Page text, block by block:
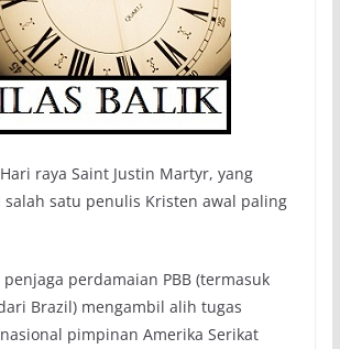
Hari raya Saint Justin Martyr, yang
salah satu penulis Kristen awal paling
penjaga perdamaian PBB (termasuk
Brazil) mengambil alih tugas
pimpinan Amerika Serikat